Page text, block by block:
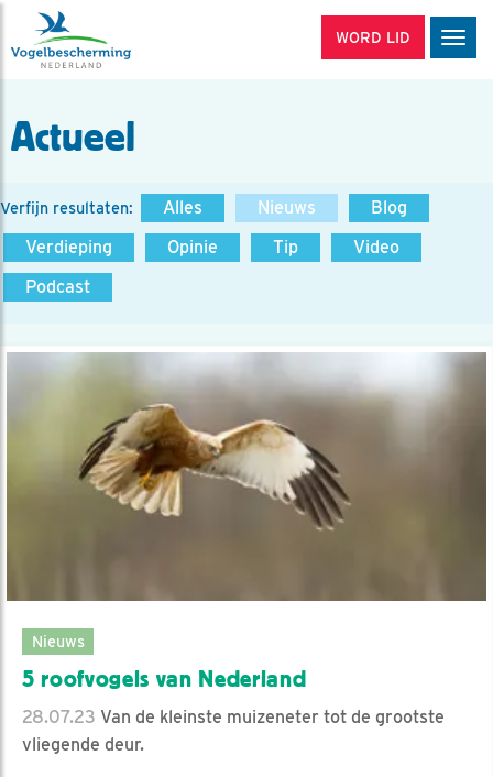
WORD LID
Actueel
Verfijn resultaten: Alles Nieuws
Blog
Verdieping
Opinie Tip
Video
Podcast
Nieuws
5 roofvogels van Nederland
28.07.23 Van de kleinste muizeneter tot de grootste
vliegende deur.